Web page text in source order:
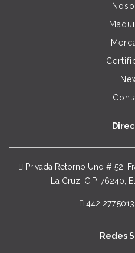
Privada Retorno Uno # 52,
La Cruz. C.P. 76240,
442
Redes